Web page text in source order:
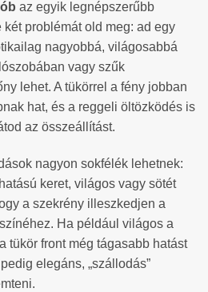
az egyik legnépszerűbb
problémát old meg: ad egy
nagyobbá, világosabbá
vagy szűk
lehet. A tükörrel a fény jobban
hat, és a reggeli öltözködés is
az összeállítást.
nagyon sokfélék lehetnek:
keret, világos vagy sötét
a szekrény illeszkedjen a
Ha például világos a
tükör front még tágasabb hatást
elegáns, „szállodás”